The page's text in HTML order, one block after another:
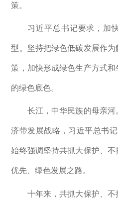
策。
习近平总书记要求，加快
型。坚持把绿色低碳发展作
策，加快形成绿色生产方式
的绿色底色。
长江，中华民族的母亲河
济带发展战略，习近平总书
始终强调坚持共抓大保护、
优先、绿色发展之路。
十年来，共抓大保护、不